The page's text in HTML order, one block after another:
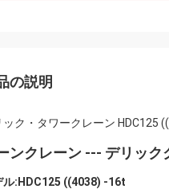
の説明
ック・タワークレーン HDC125
ンクレーン --- デリック
ル:HDC125 ((4038) -16t